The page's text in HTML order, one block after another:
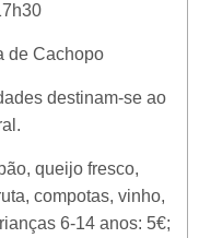
de Cachopo
destinam-se ao
queijo fresco,
compotas, vinho,
6-14 anos: 5€;